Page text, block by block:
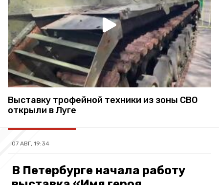
Выставку трофейной техники из зоны СВО
открыли в Луге
07 АВГ, 19:34
В Петербурге начала работу